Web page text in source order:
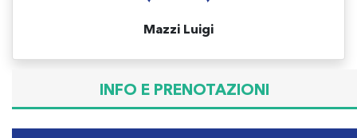
Mazzi Luigi
INFO E PRENOTAZIONI